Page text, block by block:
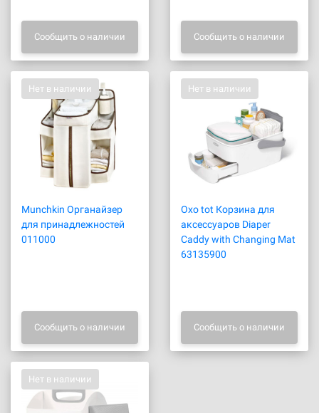
Сообщить о наличии Сообщить о наличии
Нет в наличии
Munchkin Органайзер
для принадлежностей
011000
Сообщить о наличии
Нет в наличии
Oxo tot Корзина для
аксессуаров Diaper
Caddy with Changing Mat
63135900
Сообщить о наличии
Нет в наличии